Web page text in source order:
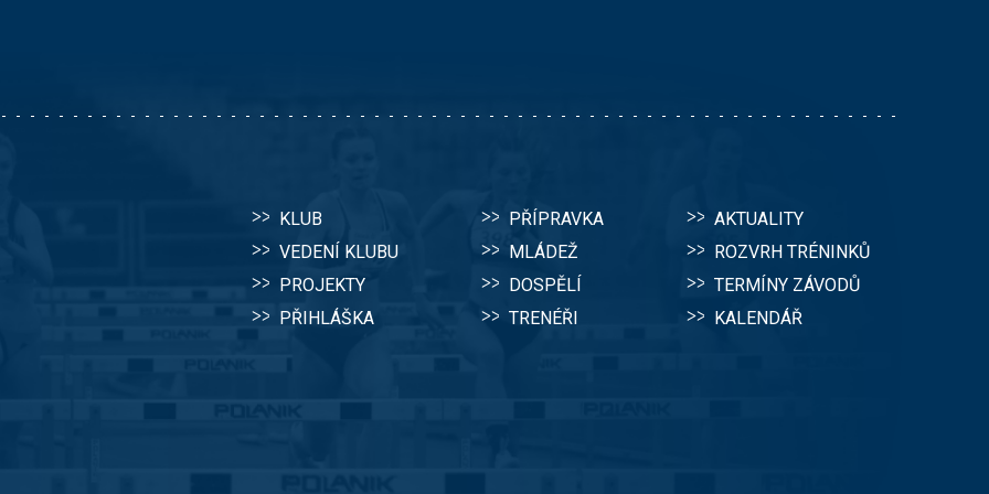
KLUB
VEDENÍ KLUBU
PROJEKTY
PŘIHLÁŠKA
PŘÍPRAVKA
MLÁDEŽ
DOSPĚLÍ
TRENÉŘI
AKTUALITY
ROZVRH TRÉNINKŮ
TERMÍNY ZÁVODŮ
KALENDÁŘ